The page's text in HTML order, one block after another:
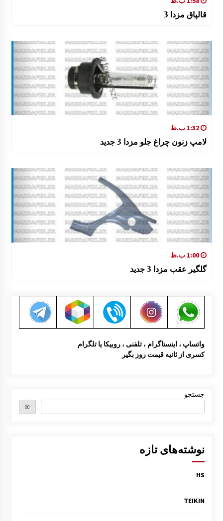
قالپاق مزدا 3
1:32 ب.ظ
لامپ زنون چراغ جلو مزدا 3 جدید
1:00 ب.ظ
گلگیر عقب مزدا 3 جدید
واتساپ ، اینستاگرام ، تلفنی ، روبیکا یا تلگرام
کسری از ثانیه قیمت روز بگیر
جستجو
⦿
نوشته‌های تازه
HS
TEIKIN